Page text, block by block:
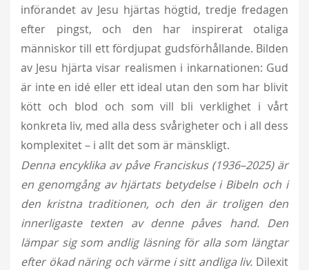
införandet av Jesu hjärtas högtid, tredje fredagen
efter pingst, och den har inspirerat otaliga
människor till ett fördjupat gudsförhållande. Bilden
av Jesu hjärta visar realismen i inkarnationen: Gud
är inte en idé eller ett ideal utan den som har blivit
kött och blod och som vill bli verklighet i vårt
konkreta liv, med alla dess svårigheter och i all dess
komplexitet – i allt det som är mänskligt.
Denna encyklika av påve Franciskus (1936–2025) är
en genomgång av hjärtats betydelse i Bibeln och i
den kristna traditionen, och den är troligen den
innerligaste texten av denne påves hand. Den
lämpar sig som andlig läsning för alla som längtar
efter ökad näring och värme i sitt andliga liv. Dilexit